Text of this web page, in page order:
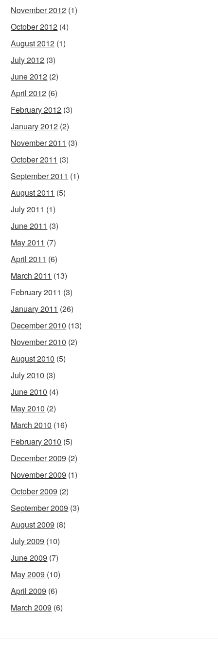
November 2012 (1)
October 2012 (4)
August 2012 (1)
July 2012 (3)
June 2012 (2)
April 2012 (6)
February 2012 (3)
January 2012 (2)
November 2011 (3)
October 2011 (3)
September 2011 (1)
August 2011 (5)
July 2011 (1)
June 2011 (3)
May 2011 (7)
April 2011 (6)
March 2011 (13)
February 2011 (3)
January 2011 (26)
December 2010 (13)
November 2010 (2)
August 2010 (5)
July 2010 (3)
June 2010 (4)
May 2010 (2)
March 2010 (16)
February 2010 (5)
December 2009 (2)
November 2009 (1)
October 2009 (2)
September 2009 (3)
August 2009 (8)
July 2009 (10)
June 2009 (7)
May 2009 (10)
April 2009 (6)
March 2009 (6)